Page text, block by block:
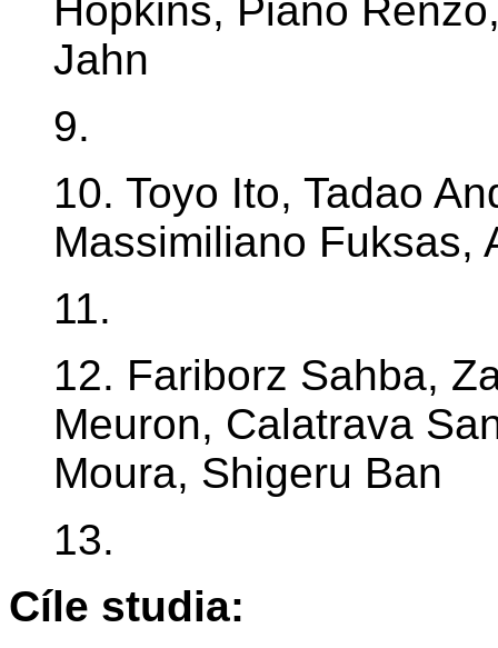
Hopkins, Piano
Jahn
9.
10. Toyo Ito, Tadao
Massimiliano Fuksas,
11.
12. Fariborz Sahba,
Meuron, Calatrava
Moura, Shigeru Ban
13.
Cíle studia: